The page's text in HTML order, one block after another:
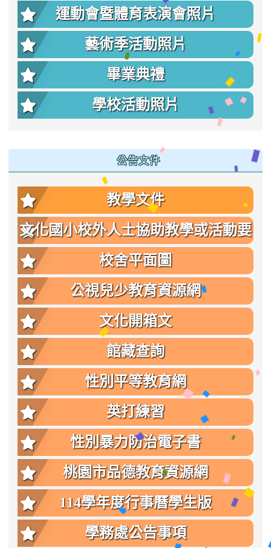
運動會暨體育表演會照片
藝術季活動照片
畢業典禮
學校活動照片
公告文件
教學文件
文化國小校外人士協助教學或活動要
點
校舍平面圖
公視兒少教育資源網
文化開箱文
館藏查詢
性別平等教育網
英打練習
性別暴力防治電子書
桃園市品德教育資源網
114學年度行事曆學生版
學務處公告事項